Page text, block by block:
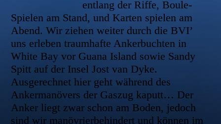
entlang der Riffe, Boule-
Spielen am Stand, und Karten spielen am
Abend. Wir ziehen weiter durch die BVI’
uns erleben traumhafte Ankerbuchten in
White Bay vor Guana Island sowie Sandy
Spitt auf der Insel Jost van Dyke.
Ausgerechnet hier geht während des
Ankermanövers der Gaszug kaputt… Der
Anker liegt zwar schon am Boden, jedoch
sind wir manövrierbehindert und können im